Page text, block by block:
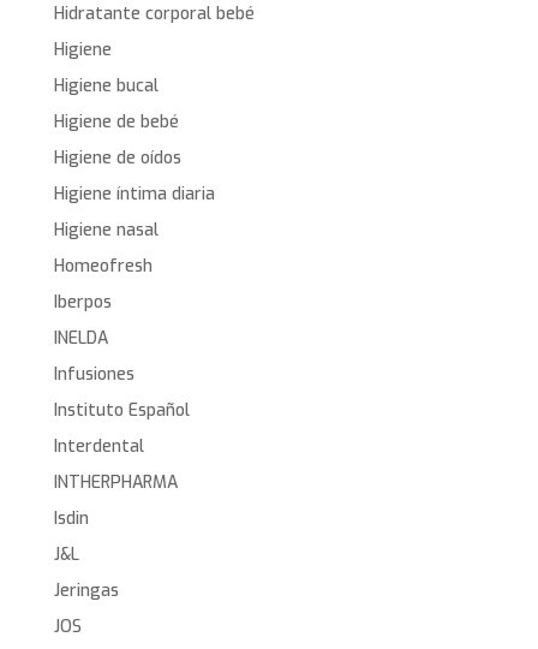
Hidratante corporal bebé
Higiene
Higiene bucal
Higiene de bebé
Higiene de oídos
Higiene íntima diaria
Higiene nasal
Homeofresh
Iberpos
INELDA
Infusiones
Instituto Español
Interdental
INTHERPHARMA
Isdin
J&L
Jeringas
JOS